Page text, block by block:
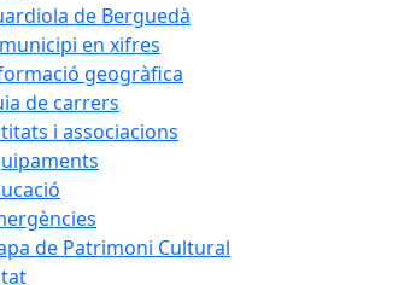
de Berguedà
en xifres
geogràfica
de carrers
i associacions
de Patrimoni Cultural